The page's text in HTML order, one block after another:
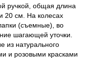
ручкой, общая длина
20 см. На колесах
(съемные), во
шагающей уточки.
из натурального
и розовыми красками